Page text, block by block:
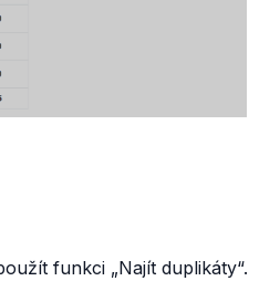
funkci „Najít duplikáty“.